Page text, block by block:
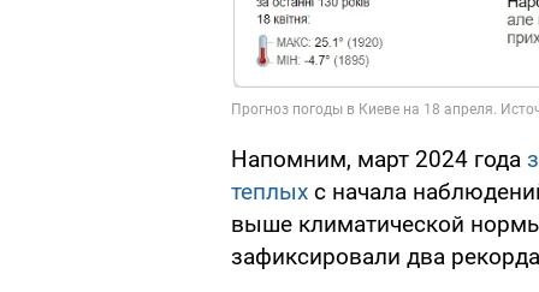
Напомним, март 2024 года
теплых с начала
выше климатической
зафиксировали два